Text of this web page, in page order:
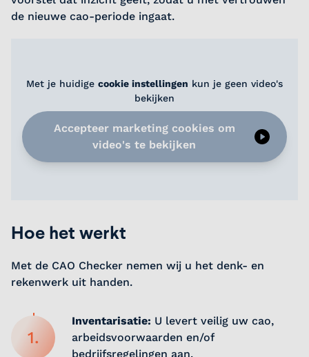
de nieuwe cao-periode ingaat.
Met je huidige cookie instellingen kun je geen video's
bekijken
Accepteer marketing cookies om
video's te bekijken
Hoe het werkt
Met de CAO Checker nemen wij u het denk- en
rekenwerk uit handen.
1.
Inventarisatie: U levert veilig uw cao,
arbeidsvoorwaarden en/of
bedrijfsregelingen aan.